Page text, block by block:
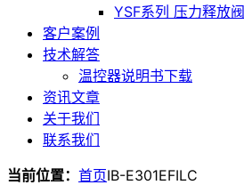
YSF系列 压力释放阀
客户案例
技术解答
温控器说明书下载
资讯文章
关于我们
联系我们
当前位置： 首页IB-E301EFILC